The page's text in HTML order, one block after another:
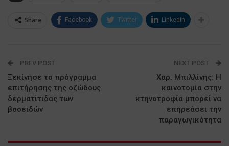
Share Facebook Twitter Linkedin
PREV POST
Ξεκίνησε το πρόγραμμα
επιτήρησης της οζώδους
δερματίτιδας των
βοοειδών
NEXT POST
Χαρ. Μπιλλίνης: Η
καινοτομία στην
κτηνοτροφία μπορεί να
επηρεάσει την
παραγωγικότητα